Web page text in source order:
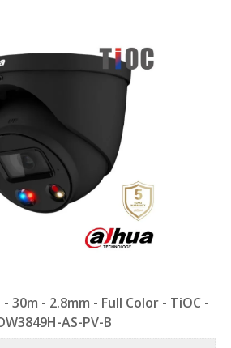
30m - 2.8mm - Full Color - TiOC -
AS-PV-B